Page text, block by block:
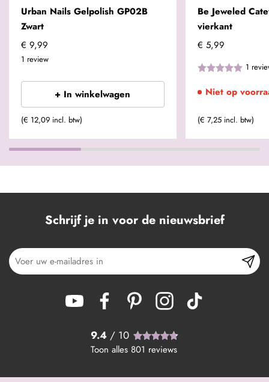
Urban Nails Gelpolish GP02B
Zwart
€ 9,99
1 review
+ In winkelwagen
(€ 12,09 incl. btw)
Be Jeweled
vierkant
€ 5,99
1
Niet op
(€ 7,25 incl. btw)
Schrijf je in voor de nieuwsbrief
9.4 / 10
Toon alles 801 reviews